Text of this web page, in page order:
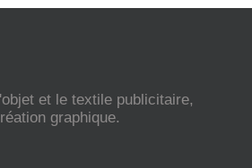
et le textile publicitaire,
graphique.